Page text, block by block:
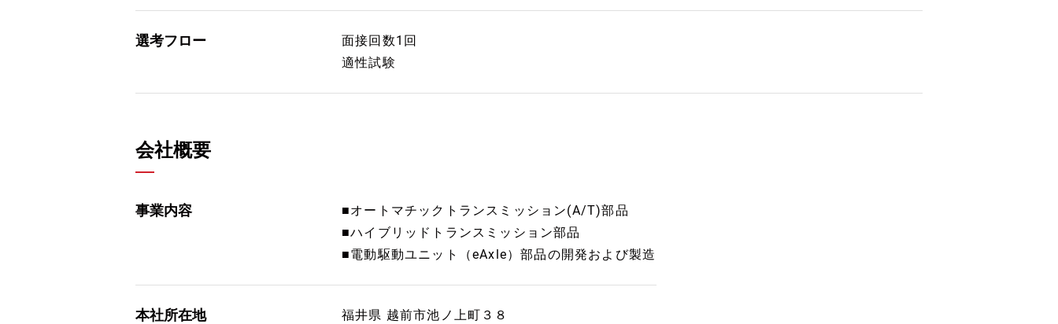
選考フロー
面接回数1回
適性試験
会社概要
事業内容
■オートマチックトランスミッション(A/T)部品
■ハイブリッドトランスミッション部品
■電動駆動ユニット（eAxle）部品の開発および製造
本社所在地 福井県 越前市池ノ上町３８